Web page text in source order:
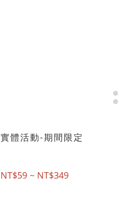
實體活動-期間限定
NT$59 ~ NT$349